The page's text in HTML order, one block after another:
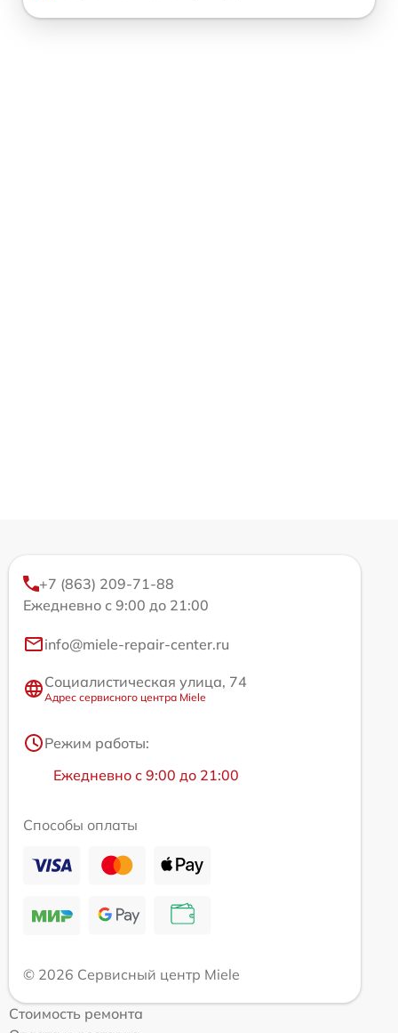
+7 (863) 209-71-88
Ежедневно с 9:00 до 21:00
info@miele-repair-center.ru
Социалистическая улица, 74
Адрес сервисного центра Miele
Режим работы:
Ежедневно с 9:00 до 21:00
Способы оплаты
© 2026 Сервисный центр Miele
Стоимость ремонта